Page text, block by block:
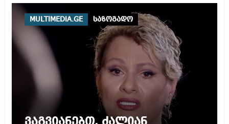
MULTIMEDIA.GE საზოგადო